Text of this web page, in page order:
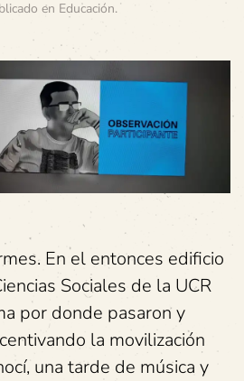
en Educación.
En el entonces edificio
Sociales de la UCR
por donde pasaron y
la movilización
una tarde de música y